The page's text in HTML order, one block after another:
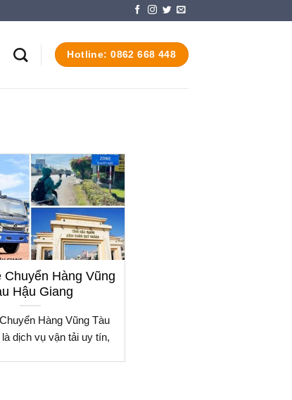
Hotline: 0862 668 448
Chuyển Hàng Vũng
Hậu Giang
Hàng Vũng Tàu
dịch vụ vận tải uy tín,